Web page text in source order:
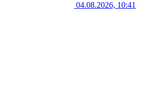
04.08.2026, 10:41